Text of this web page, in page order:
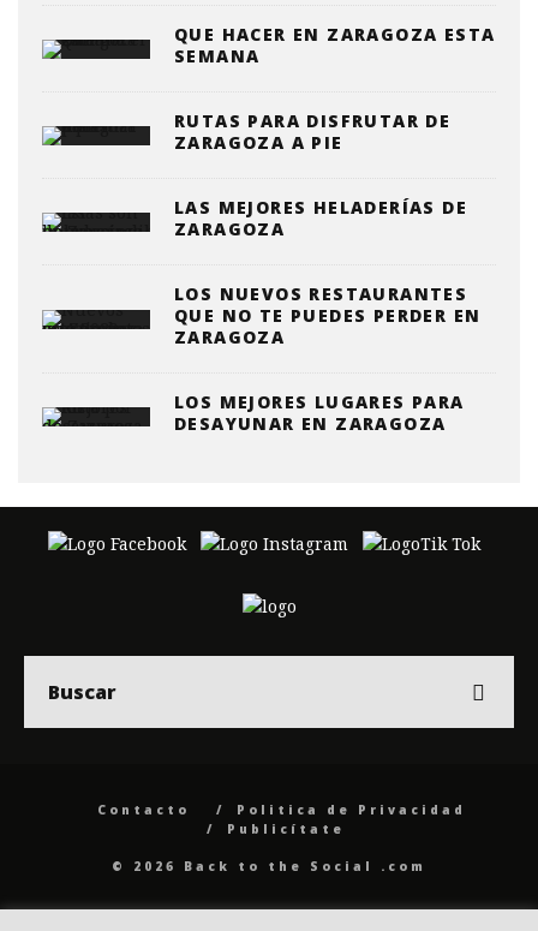
QUE HACER EN ZARAGOZA ESTA
SEMANA
RUTAS PARA DISFRUTAR DE
ZARAGOZA A PIE
LAS MEJORES HELADERÍAS DE
ZARAGOZA
LOS NUEVOS RESTAURANTES
QUE NO TE PUEDES PERDER EN
ZARAGOZA
LOS MEJORES LUGARES PARA
DESAYUNAR EN ZARAGOZA
Contacto
Politica de Privacidad
Publicítate
© 2026 Back to the Social .com